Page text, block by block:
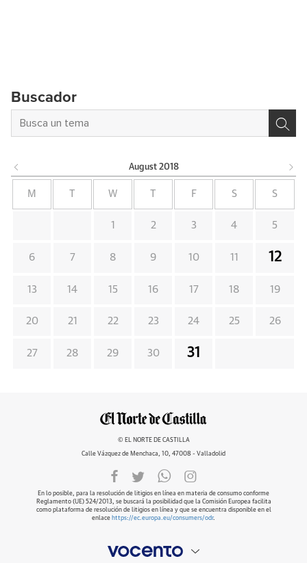
Buscador
August 2018
M W F S S
1 2 3 4 5
6 7 8 9 10 11 12
13 14 15 16 17 18 19
20 21 22 23 24 25 26
27 28 29 30 31
© EL NORTE DE CASTILLA
Calle Vázquez de Menchaca, 10, 47008 - Valladolid
En lo posible, para la resolución de litigios en línea en materia de consumo conforme
Reglamento (UE) 524/2013, se buscará la posibilidad que la Comisión Europea facilita
como plataforma de resolución de litigios en línea y que se encuentra disponible en el
enlace https://ec.europa.eu/consumers/odr.